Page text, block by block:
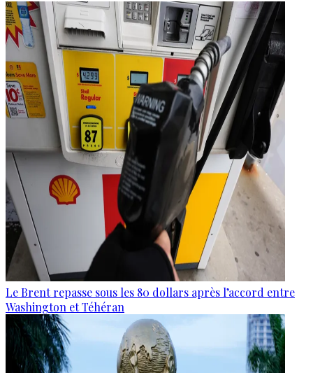
Le Brent repasse sous les 80 dollars après l’accord entre
Washington et Téhéran